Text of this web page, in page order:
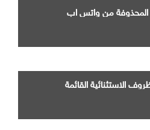
المحذوفة من واتس اب
الاستثنائية القائمة